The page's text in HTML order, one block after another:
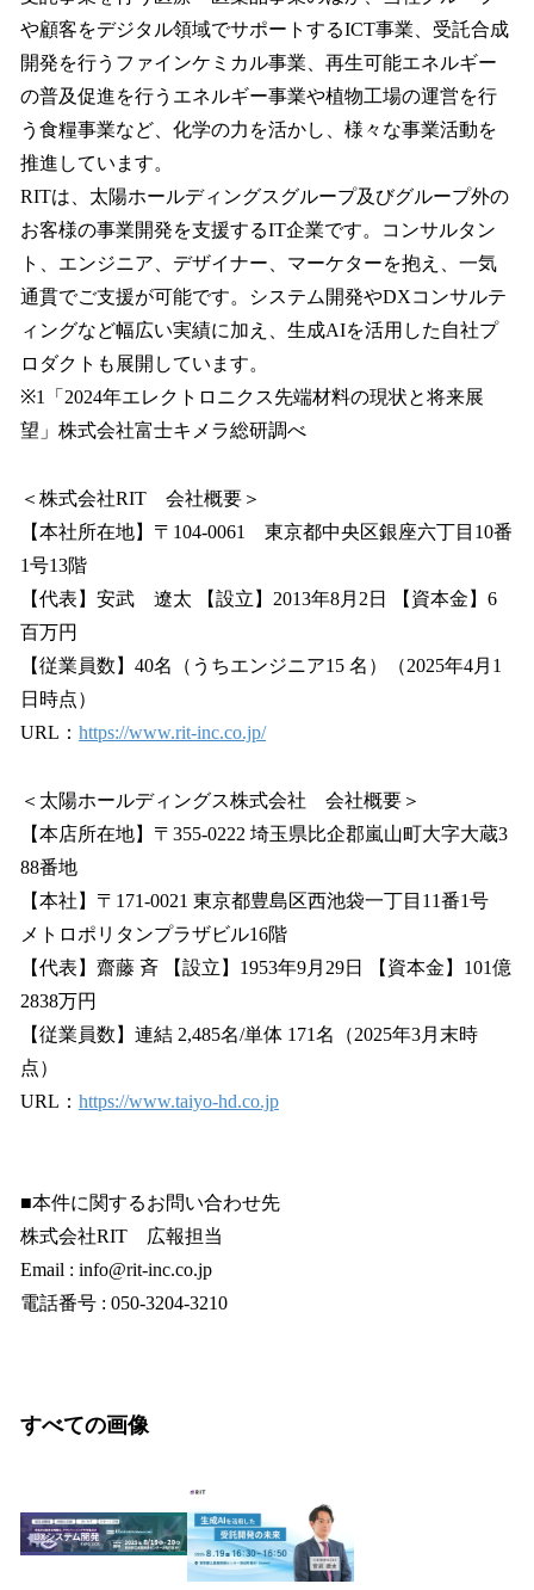
や顧客をデジタル領域でサポートするICT事業、受託合成
開発を行うファインケミカル事業、再生可能エネルギー
の普及促進を行うエネルギー事業や植物工場の運営を行
う食糧事業など、化学の力を活かし、様々な事業活動を
推進しています。
RITは、太陽ホールディングスグループ及びグループ外の
お客様の事業開発を支援するIT企業です。コンサルタン
ト、エンジニア、デザイナー、マーケターを抱え、一気
通貫でご支援が可能です。システム開発やDXコンサルテ
ィングなど幅広い実績に加え、生成AIを活用した自社プ
ロダクトも展開しています。
※1「2024年エレクトロニクス先端材料の現状と将来展
望」株式会社富士キメラ総研調べ
＜株式会社RIT 会社概要＞
【本社所在地】〒104-0061 東京都中央区銀座六丁目10番
1号13階
【代表】安武 遼太 【設立】2013年8月2日 【資本金】6
百万円
【従業員数】40名（うちエンジニア15 名）（2025年4月1
日時点）
URL： https://www.rit-inc.co.jp/
＜太陽ホールディングス株式会社 会社概要＞
【本店所在地】〒355-0222 埼玉県比企郡嵐山町大字大蔵3
88番地
【本社】〒171-0021 東京都豊島区西池袋一丁目11番1号
メトロポリタンプラザビル16階
【代表】齋藤 斉 【設立】1953年9月29日 【資本金】101億
2838万円
【従業員数】連結 2,485名/単体 171名（2025年3月末時
点）
URL： https://www.taiyo-hd.co.jp
■本件に関するお問い合わせ先
株式会社RIT 広報担当
Email : info@rit-inc.co.jp
電話番号 : 050-3204-3210
すべての画像